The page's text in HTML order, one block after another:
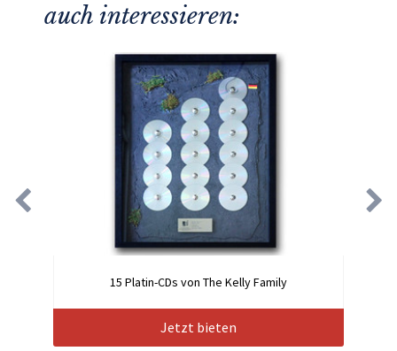
auch interessieren:
15 Platin-CDs von The Kelly Family
Jetzt bieten